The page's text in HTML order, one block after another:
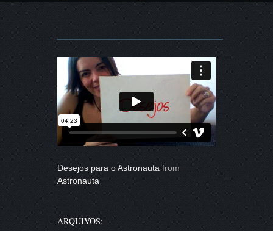
Desejos para o Astronauta from
Astronauta
ARQUIVOS: